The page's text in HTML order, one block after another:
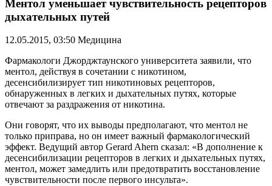
Ментол уменьшает чувствительность рецепторов
дыхательных путей
12.05.2015, 03:50 Медицина
Фармакологи Джорджтаунского университета заявили, что
ментол, действуя в сочетании с никотином,
десенсибилизирует тип никотиновых рецепторов,
обнаруженных в легких и дыхательных путях, которые
отвечают за раздражения от никотина.
Они говорят, что их выводы предполагают, что ментол не
только приправа, но он имеет важный фармакологический
эффект. Ведущий автор Gerard Ahern сказал: «В дополнение к
десенсибилизации рецепторов в легких и дыхательных путях,
ментол, может замедлить или предотвратить восстановление
чувствительности после первого инсульта».